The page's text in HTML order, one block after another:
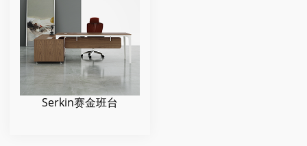
Serkin赛金班台